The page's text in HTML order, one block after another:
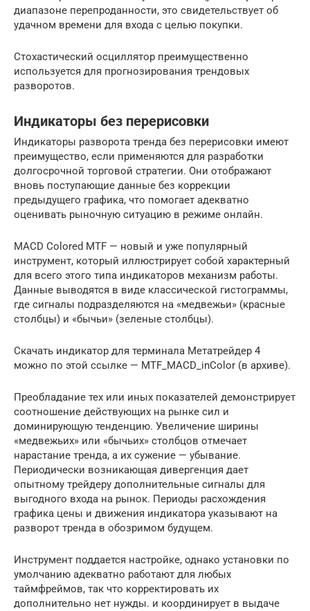
диапазоне перепроданности, это свидетельствует об
удачном времени для входа с целью покупки.
Стохастический осциллятор преимущественно
используется для прогнозирования трендовых
разворотов.
Индикаторы без перерисовки
Индикаторы разворота тренда без перерисовки имеют
преимущество, если применяются для разработки
долгосрочной торговой стратегии. Они отображают
вновь поступающие данные без коррекции
предыдущего графика, что помогает адекватно
оценивать рыночную ситуацию в режиме онлайн.
MACD Colored MTF — новый и уже популярный
инструмент, который иллюстрирует собой характерный
для всего этого типа индикаторов механизм работы.
Данные выводятся в виде классической гистограммы,
где сигналы подразделяются на «медвежьи» (красные
столбцы) и «бычьи» (зеленые столбцы).
Скачать индикатор для терминала Метатрейдер 4
можно по этой ссылке — MTF_MACD_inColor (в архиве).
Преобладание тех или иных показателей демонстрирует
соотношение действующих на рынке сил и
доминирующую тенденцию. Увеличение ширины
«медвежьих» или «бычьих» столбцов отмечает
нарастание тренда, а их сужение — убывание.
Периодически возникающая дивергенция дает
опытному трейдеру дополнительные сигналы для
выгодного входа на рынок. Периоды расхождения
графика цены и движения индикатора указывают на
разворот тренда в обозримом будущем.
Инструмент поддается настройке, однако установки по
умолчанию адекватно работают для любых
таймфреймов, так что корректировать их
дополнительно нет нужды. и координирует в выдаче